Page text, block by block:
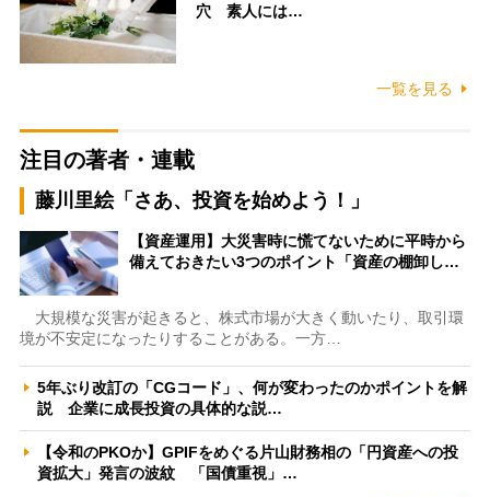
穴 素人には…
一覧を見る
注目の著者・連載
藤川里絵「さあ、投資を始めよう！」
【資産運用】大災害時に慌てないために平時から
備えておきたい3つのポイント「資産の棚卸し…
大規模な災害が起きると、株式市場が大きく動いたり、取引環
境が不安定になったりすることがある。一方…
5年ぶり改訂の「CGコード」、何が変わったのかポイントを解
説 企業に成長投資の具体的な説…
【令和のPKOか】GPIFをめぐる片山財務相の「円資産への投
資拡大」発言の波紋 「国債重視」…